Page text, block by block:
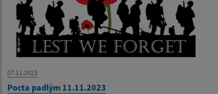
07.11.2023
Pocta padlým 11.11.2023